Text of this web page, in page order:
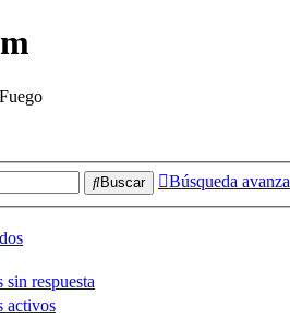
Buscar Búsqueda
sin respuesta
activos